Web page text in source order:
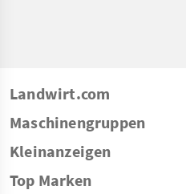
Landwirt.com
Maschinengruppen
Kleinanzeigen
Top Marken